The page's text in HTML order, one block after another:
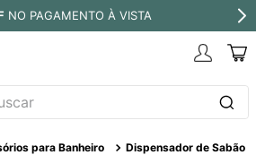
NO PAGAMENTO À VISTA
para Banheiro Dispensador de Sabão